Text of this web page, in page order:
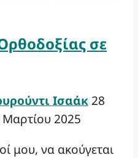
σε
Ισαάκ 28
Μαρτίου 2025
μου, να ακούγεται